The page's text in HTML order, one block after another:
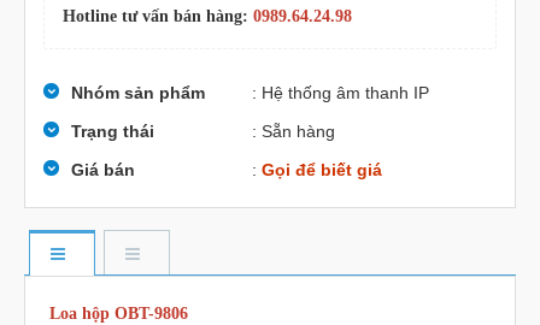
Hotline tư vấn bán hàng: 0989.64.24.98
Nhóm sản phẩm
: Hệ thống âm thanh IP
Trạng thái
: Sẵn hàng
Giá bán
: Gọi để biết giá
Loa hộp OBT-9806